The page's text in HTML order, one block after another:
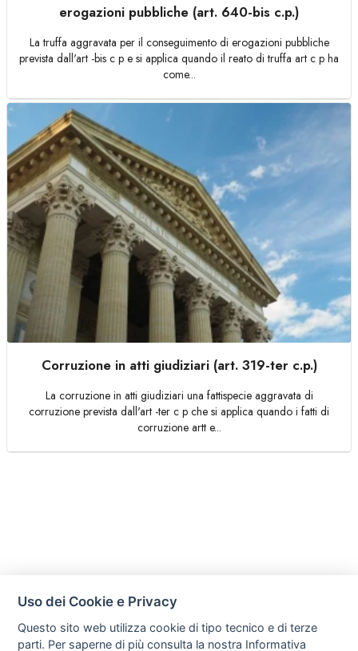
erogazioni pubbliche (art. 640-bis c.p.)
La truffa aggravata per il conseguimento di erogazioni pubbliche
prevista dall'art -bis c p e si applica quando il reato di truffa art c p ha
come...
Corruzione in atti giudiziari (art. 319-ter c.p.)
La corruzione in atti giudiziari una fattispecie aggravata di
corruzione prevista dall'art -ter c p che si applica quando i fatti di
corruzione artt e...
Uso dei Cookie e Privacy
Questo sito web utilizza cookie di tipo tecnico e di terze
parti. Per saperne di più consulta la nostra Informativa